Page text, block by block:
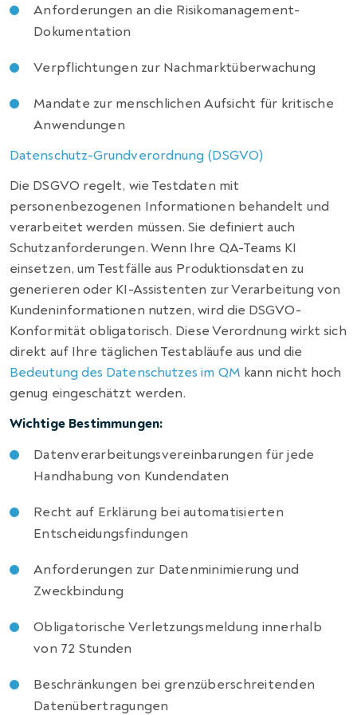
Anforderungen an die Risikomanagement-
Dokumentation
Verpflichtungen zur Nachmarktüberwachung
Mandate zur menschlichen Aufsicht für kritische
Anwendungen
Datenschutz-Grundverordnung (DSGVO)
Die DSGVO regelt, wie Testdaten mit
personenbezogenen Informationen behandelt und
verarbeitet werden müssen. Sie definiert auch
Schutzanforderungen. Wenn Ihre QA-Teams KI
einsetzen, um Testfälle aus Produktionsdaten zu
generieren oder KI-Assistenten zur Verarbeitung von
Kundeninformationen nutzen, wird die DSGVO-
Konformität obligatorisch. Diese Verordnung wirkt sich
direkt auf Ihre täglichen Testabläufe aus und die
Bedeutung des Datenschutzes im QM kann nicht hoch
genug eingeschätzt werden.
Wichtige Bestimmungen:
Datenverarbeitungsvereinbarungen für jede
Handhabung von Kundendaten
Recht auf Erklärung bei automatisierten
Entscheidungsfindungen
Anforderungen zur Datenminimierung und
Zweckbindung
Obligatorische Verletzungsmeldung innerhalb
von 72 Stunden
Beschränkungen bei grenzüberschreitenden
Datenübertragungen